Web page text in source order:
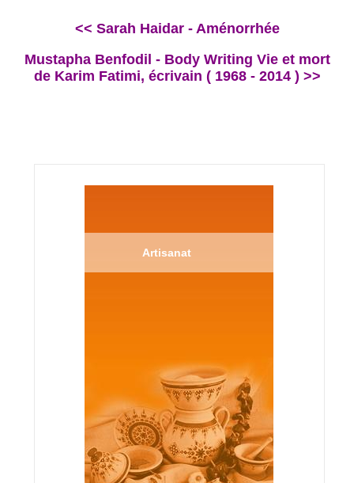
<< Sarah Haidar - Aménorrhée
Mustapha Benfodil - Body Writing Vie et mort
de Karim Fatimi, écrivain ( 1968 - 2014 ) >>
Artisanat